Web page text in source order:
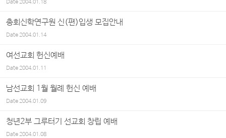
Date2004.01.18
총회신학연구원 신(편)입생 모집안내
Date2004.01.14
여선교회 헌신예배
Date2004.01.11
남선교회 1월 월례 헌신 예배
Date2004.01.09
청년2부 그루터기 선교회 창립 예배
Date2004.01.08